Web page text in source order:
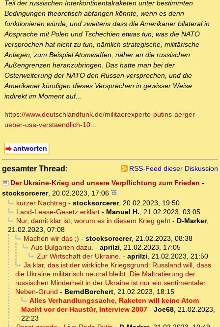
Teil der russischen Interkontinentalraketen unter bestimmten
Bedingungen theoretisch abfangen könnte, wenn es denn
funktionieren würde, und zweitens dass die Amerikaner bilateral in
Absprache mit Polen und Tschechien etwas tun, was die NATO
versprochen hat nicht zu tun, nämlich strategische, militärische
Anlagen, zum Beispiel Atomwaffen, näher an die russischen
Außengrenzen heranzubringen. Das hatte man bei der
Osterweiterung der NATO den Russen versprochen, und die
Amerikaner kündigen dieses Versprechen in gewisser Weise
indirekt im Moment auf...
https://www.deutschlandfunk.de/militaerexperte-putins-aerger-
ueber-usa-verstaendlich-10...
antworten
gesamter Thread:
RSS-Feed dieser Diskussion
Der Ukraine-Krieg und unsere Verpflichtung zum Frieden -
stocksorcerer, 20.02.2023, 17:06
kurzer Nachtrag - stocksorcerer, 20.02.2023, 19:50
Land-Lease-Gesetz erklärt- Manuel H., 21.02.2023, 03:05
Nur, damit klar ist, worum es in diesem Krieg geht- D-Marker,
21.02.2023, 07:08
Machen wir das ;) - stocksorcerer, 21.02.2023, 08:38
Aus Bulgarien dazu. - aprilzi, 21.02.2023, 17:05
Zur Wirtschaft der Ukraine. - aprilzi, 21.02.2023, 21:50
Ja klar, das ist der wirkliche Kriegsgrund: Russland will, dass
die Ukraine militärisch neutral bleibt. Die Malträtierung der
russischen Minderheit in der Ukraine ist nur ein sentimentaler
Neben-Grund - BerndBorchert, 21.02.2023, 18:15
Alles Verhandlungssache, Raketen will keine Atom
Macht vor der Haustür, Interview 2007 - Joe68, 21.02.2023,
22:23